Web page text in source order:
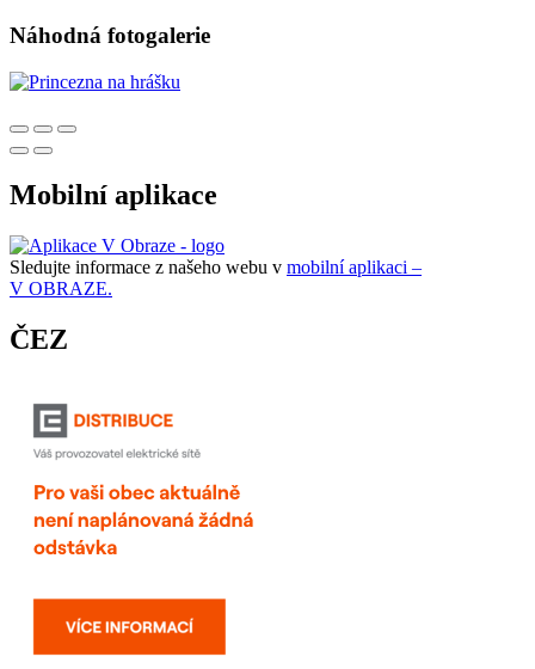
Náhodná fotogalerie
Mobilní aplikace
Sledujte informace z našeho webu v mobilní aplikaci –
V OBRAZE.
ČEZ